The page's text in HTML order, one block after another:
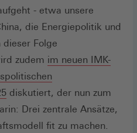
- etwa unsere
die Energiepolitik und
dieser Folge
zudem im neuen IMK-
diskutiert, der nun zum
Drei zentrale Ansätze,
fit zu machen.